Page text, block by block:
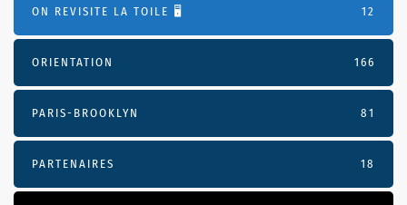
ON REVISITE LA TOILE 🖥️ 12
ORIENTATION 166
PARIS-BROOKLYN 81
PARTENAIRES 18